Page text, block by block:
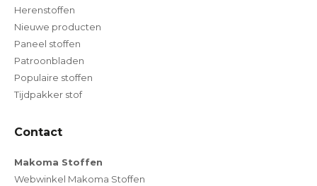
Herenstoffen
Nieuwe producten
Paneel stoffen
Patroonbladen
Populaire stoffen
Tijdpakker stof
Contact
Makoma Stoffen
Webwinkel Makoma Stoffen